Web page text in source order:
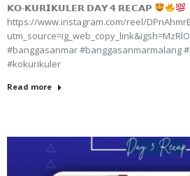
𝗞𝗢-𝗞𝗨𝗥𝗜𝗞𝗨𝗟𝗘𝗥 𝗗𝗔𝗬 𝟰 𝗥𝗘𝗖𝗔𝗣
https://www.instagram.com/reel/
#banggasanmar #banggasanmarmalang
#kokurikuler
Read more